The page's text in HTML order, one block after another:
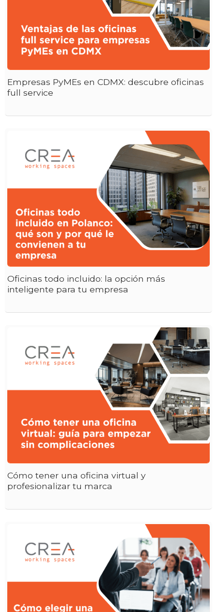
Empresas PyMEs en CDMX: descubre oficinas
full service
Oficinas todo incluido: la opción más
inteligente para tu empresa
Cómo tener una oficina virtual y
profesionalizar tu marca